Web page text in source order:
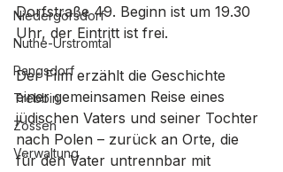
Niedergörsdorf
Nuthe-Urstromtal
Rangsdorf
Trebbin
Zossen
Verwaltung
Dorfstraße 49. Beginn ist um 19.30
Uhr, der Eintritt ist frei.
Der Film erzählt die Geschichte
einer gemeinsamen Reise eines
jüdischen Vaters und seiner Tochter
nach Polen – zurück an Orte, die
für den Vater untrennbar mit